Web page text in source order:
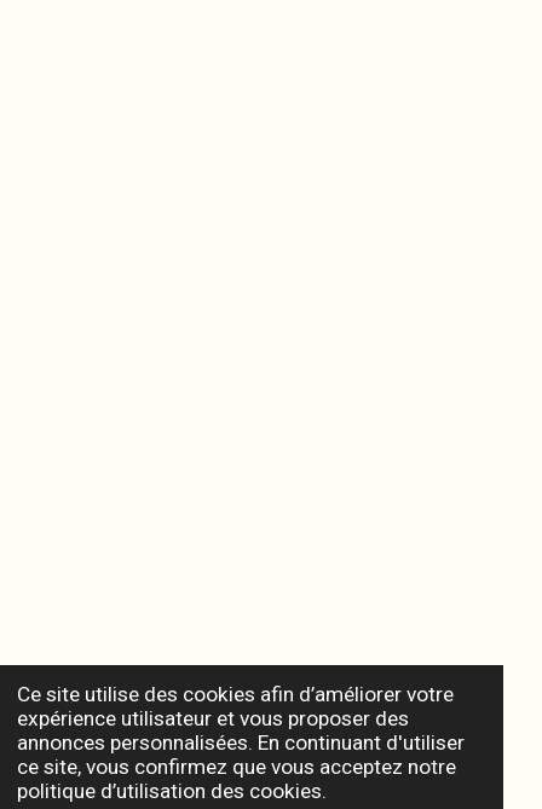
Ce site utilise des cookies afin d’améliorer votre
expérience utilisateur et vous proposer des
annonces personnalisées. En continuant d'utiliser
ce site, vous confirmez que vous acceptez notre
politique d’utilisation des cookies.